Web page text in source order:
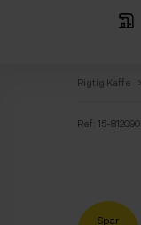
Rigtig Kaffe
Ref: 15-812090
Spar